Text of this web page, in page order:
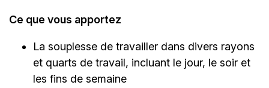
Ce que vous apportez
La souplesse de travailler dans divers rayons
et quarts de travail, incluant le jour, le soir et
les fins de semaine